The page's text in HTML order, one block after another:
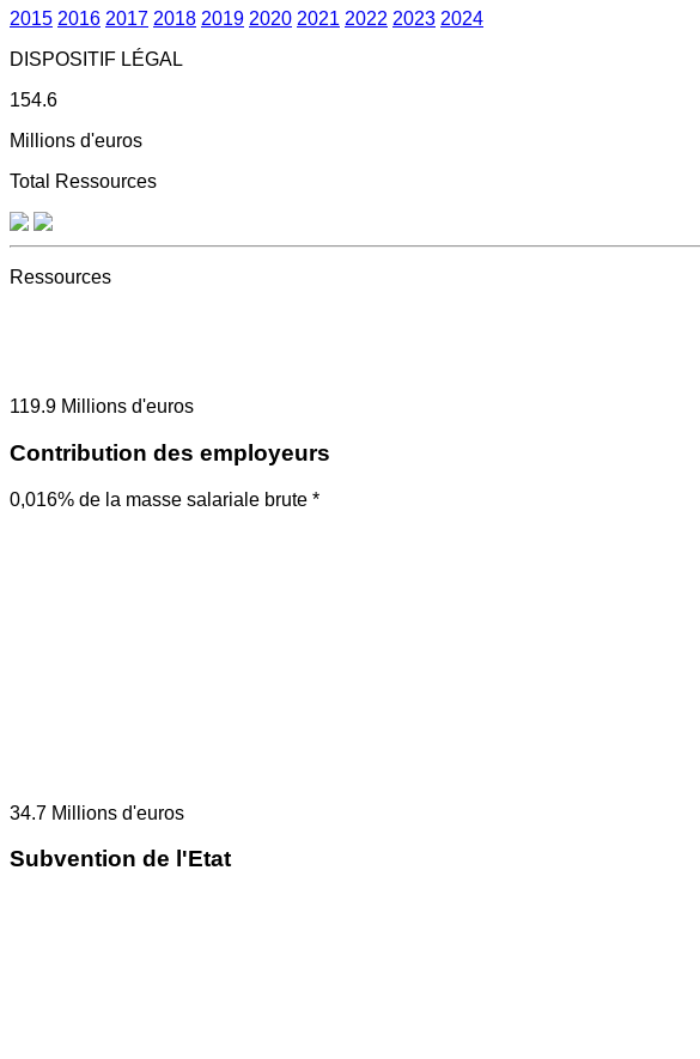
2015 2016 2017 2018 2019 2020 2021 2022 2023 2024
DISPOSITIF LÉGAL
154.6
Millions d'euros
Total Ressources
Ressources
119.9 Millions d'euros
Contribution des employeurs
0,016% de la masse salariale brute *
34.7 Millions d'euros
Subvention de l'Etat